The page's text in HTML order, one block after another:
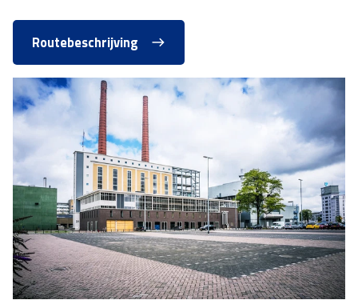
Routebeschrijving